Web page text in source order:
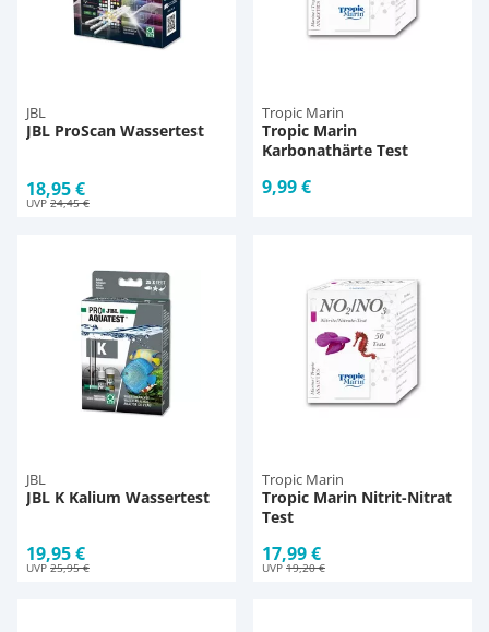
JBL
JBL ProScan Wassertest
18,95 €
UVP24,45 €
Tropic Marin
Tropic Marin
Karbonathärte Test
9,99 €
JBL
JBL K Kalium Wassertest
19,95 €
UVP25,95 €
Tropic Marin
Tropic Marin Nitrit-Nitrat
Test
17,99 €
UVP19,20 €